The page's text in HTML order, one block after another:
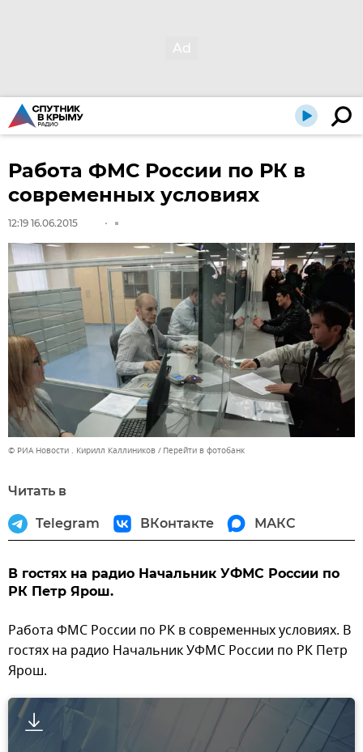
Работа ФМС России по РК в
современных условиях
12:19 16.06.2015
© РИА Новости . Кирилл Каллиников Перейти в фотобанк
Читать в
Telegram ВКонтакте МАКС
В гостях на радио Начальник УФМС России по
РК Петр Ярош.
Работа ФМС России по РК в современных условиях. В
гостях на радио Начальник УФМС России по РК Петр
Ярош.